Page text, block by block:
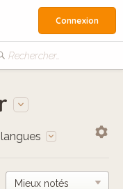
Rechercher…
Connexion